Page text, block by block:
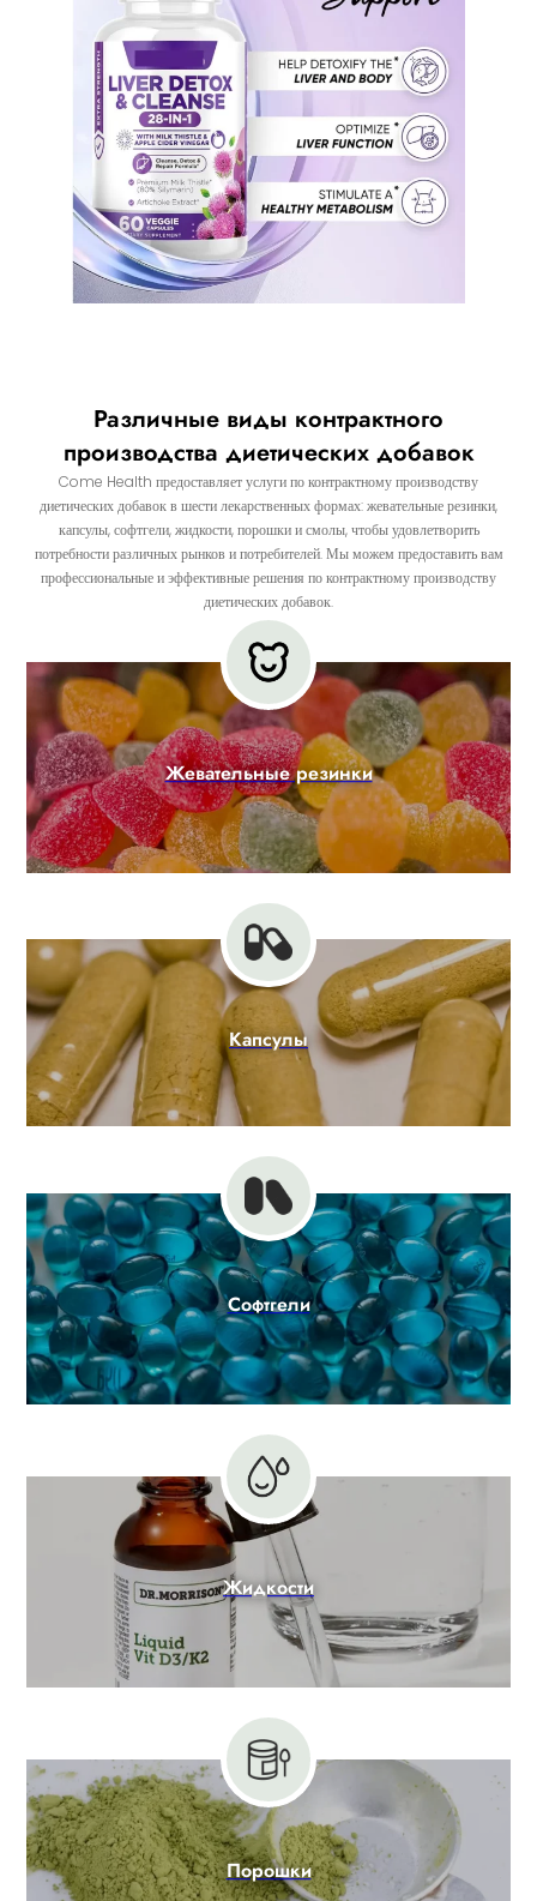
Различные виды контрактного
производства диетических добавок
Come Health предоставляет услуги по контрактному производству
диетических добавок в шести лекарственных формах: жевательные резинки,
капсулы, софтгели, жидкости, порошки и смолы, чтобы удовлетворить
потребности различных рынков и потребителей. Мы можем предоставить вам
профессиональные и эффективные решения по контрактному производству
диетических добавок.
Жевательные резинки
Капсулы
Софтгели
Жидкости
Порошки